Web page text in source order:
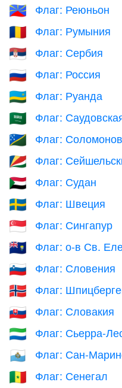
🇷🇪 Флаг: Реюньон
🇷🇴 Флаг: Румыния
🇷🇸 Флаг: Сербия
🇷🇺 Флаг: Россия
🇷🇼 Флаг: Руанда
🇸🇦 Флаг:
🇸🇧 Флаг:
🇸🇨 Флаг:
🇸🇩 Флаг: Судан
🇸🇪 Флаг: Швеция
🇸🇬 Флаг: Сингапур
🇸🇭 Флаг: о-в Св.
🇸🇮 Флаг: Словения
🇸🇯 Флаг:
🇸🇰 Флаг: Словакия
🇸🇱 Флаг: Сьерра-
🇸🇲 Флаг: Сан-
🇸🇳 Флаг: Сенегал